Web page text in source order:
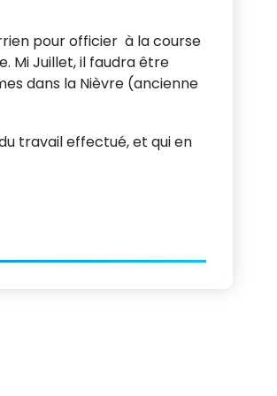
pour officier à la course
Mi Juillet, il faudra être
dans la Nièvre (ancienne
travail effectué, et qui en